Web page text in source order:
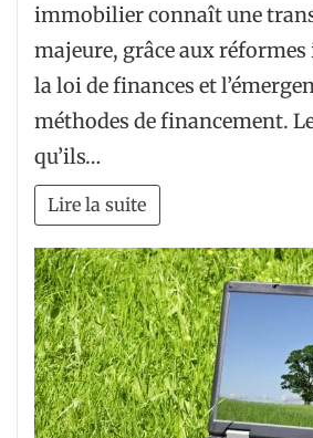
immobilier connaît une
majeure, grâce aux
la loi de finances et
méthodes de financement.
qu’ils…
Lire la suite